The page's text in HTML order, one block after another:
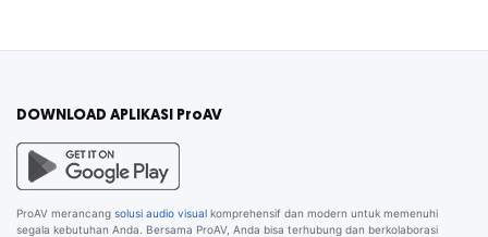
DOWNLOAD APLIKASI ProAV
ProAV merancang solusi audio visual komprehensif dan modern untuk memenuhi
segala kebutuhan Anda. Bersama ProAV, Anda bisa terhubung dan berkolaborasi